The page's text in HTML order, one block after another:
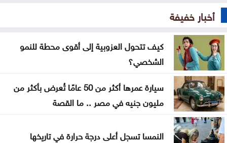
كهرباء إربد تطلق خدماتها الإلكترونية عبر تطبيقها الذكي
و«سند»
النائب الكباريتي يُثمن مواقف الملك تجاه القدس
عطاء حكومي لتعزيز مخزون النفط
حفيدة كبير العسكر تعتلي منصة الحق
الثقة واليقين بعد الثبات أولا
أخبار خفيفة
كيف تتحول العزوبية إلى أقوى محطة للنمو
الشخصي؟
سيارة عمرها أكثر من 50 عامًا تُعرض بأكثر من
مليون جنيه في مصر .. ما القصة
النمسا تسجل أعلى درجة حرارة في تاريخها